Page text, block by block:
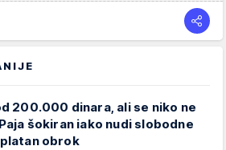
200.000 dinara, ali se niko ne
šokiran iako nudi slobodne
obrok